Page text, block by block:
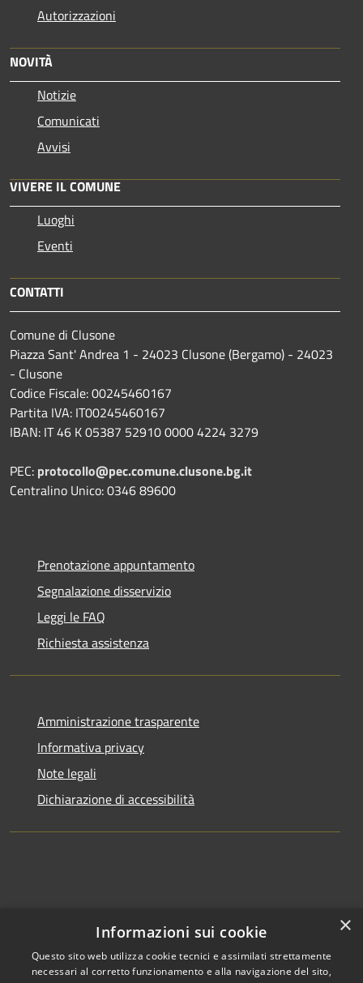
Autorizzazioni
NOVITÀ
Notizie
Comunicati
Avvisi
VIVERE IL COMUNE
Luoghi
Eventi
CONTATTI
Comune di Clusone
Piazza Sant' Andrea 1 - 24023 Clusone (Bergamo) - 24023
- Clusone
Codice Fiscale: 00245460167
Partita IVA: IT00245460167
IBAN: IT 46 K 05387 52910 0000 4224 3279
PEC: protocollo@pec.comune.clusone.bg.it
Centralino Unico: 0346 89600
Prenotazione appuntamento
Segnalazione disservizio
Leggi le FAQ
Richiesta assistenza
Amministrazione trasparente
Informativa privacy
Note legali
Dichiarazione di accessibilità
×
Informazioni sui cookie
Questo sito web utilizza cookie tecnici e assimilati strettamente
necessari al corretto funzionamento e alla navigazione del sito,